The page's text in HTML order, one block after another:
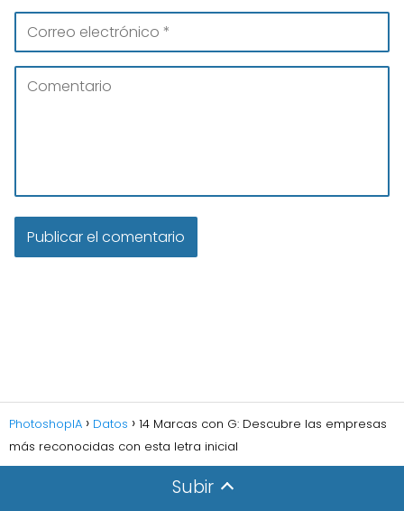
PhotoshopIA Datos
14 Marcas con G: Descubre las empresas
más reconocidas con esta letra inicial
Subir